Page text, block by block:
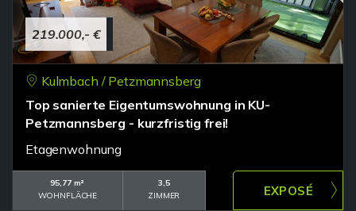
219.000,- €
Kulmbach / Petzmannsberg
Top sanierte Eigentumswohnung in KU-
Petzmannsberg - kurzfristig frei!
Etagenwohnung
95,77 m²
WOHNFLÄCHE
3,5
ZIMMER